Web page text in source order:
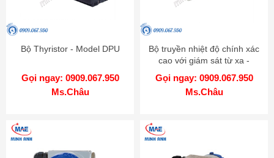
Bộ Thyristor - Model DPU
Gọi ngay: 0909.067.950
Ms.Châu
Bộ truyền nhiệt độ chính xác
cao với giám sát từ xa -
Model KT-502H
Gọi ngay: 0909.067.950
Ms.Châu